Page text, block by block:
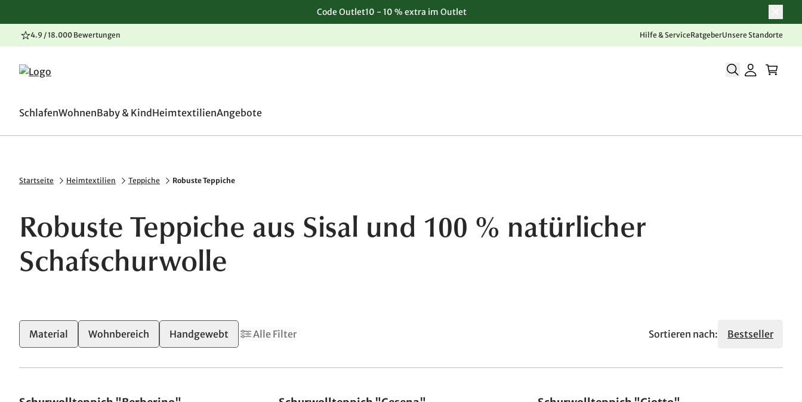
Zum Inhalt springen
Zur Navigation springen
Zum Seitenende springen
Code Outlet10 - 10 % extra im Outlet
4.9 / 18.000 Bewertungen Hilfe & ServiceRatgeberUnsere Standorte
SchlafenWohnenBaby & Kind HeimtextilienAngebote
Startseite Heimtextilien Teppiche Robuste Teppiche
Robuste Teppiche aus Sisal und 100 % natürlicher
Schafschurwolle
Material Wohnbereich Handgewebt Alle Filter Sortieren nach: Bestseller